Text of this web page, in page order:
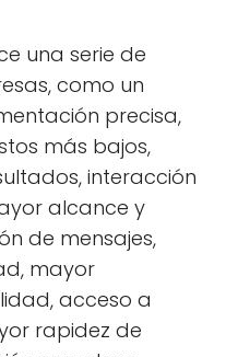
una serie de
como un
precisa,
más bajos,
interacción
alcance y
de mensajes,
mayor
acceso a
rapidez de